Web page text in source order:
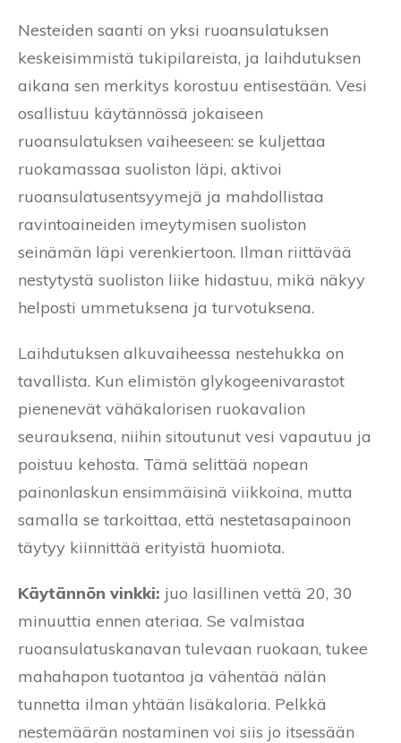
Nesteiden saanti on yksi ruoansulatuksen
keskeisimmistä tukipilareista, ja laihdutuksen
aikana sen merkitys korostuu entisestään. Vesi
osallistuu käytännössä jokaiseen
ruoansulatuksen vaiheeseen: se kuljettaa
ruokamassaa suoliston läpi, aktivoi
ruoansulatusentsyymejä ja mahdollistaa
ravintoaineiden imeytymisen suoliston
seinämän läpi verenkiertoon. Ilman riittävää
nestytystä suoliston liike hidastuu, mikä näkyy
helposti ummetuksena ja turvotuksena.
Laihdutuksen alkuvaiheessa nestehukka on
tavallista. Kun elimistön glykogeenivarastot
pienenevät vähäkalorisen ruokavalion
seurauksena, niihin sitoutunut vesi vapautuu ja
poistuu kehosta. Tämä selittää nopean
painonlaskun ensimmäisinä viikkoina, mutta
samalla se tarkoittaa, että nestetasapainoon
täytyy kiinnittää erityistä huomiota.
Käytännön vinkki: juo lasillinen vettä 20, 30
minuuttia ennen ateriaa. Se valmistaa
ruoansulatuskanavan tulevaan ruokaan, tukee
mahahapon tuotantoa ja vähentää nälän
tunnetta ilman yhtään lisäkaloria. Pelkkä
nestemäärän nostaminen voi siis jo itsessään